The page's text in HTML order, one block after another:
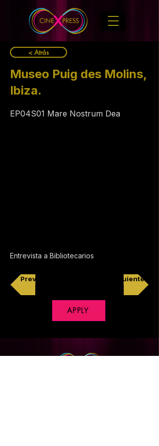
< Atrás
Museo Puig des Molins,
Ibiza.
EP04S01 Mare Nostrum Dea
Entrevista a Bibliotecarios
Previo Siguiente
APPLY